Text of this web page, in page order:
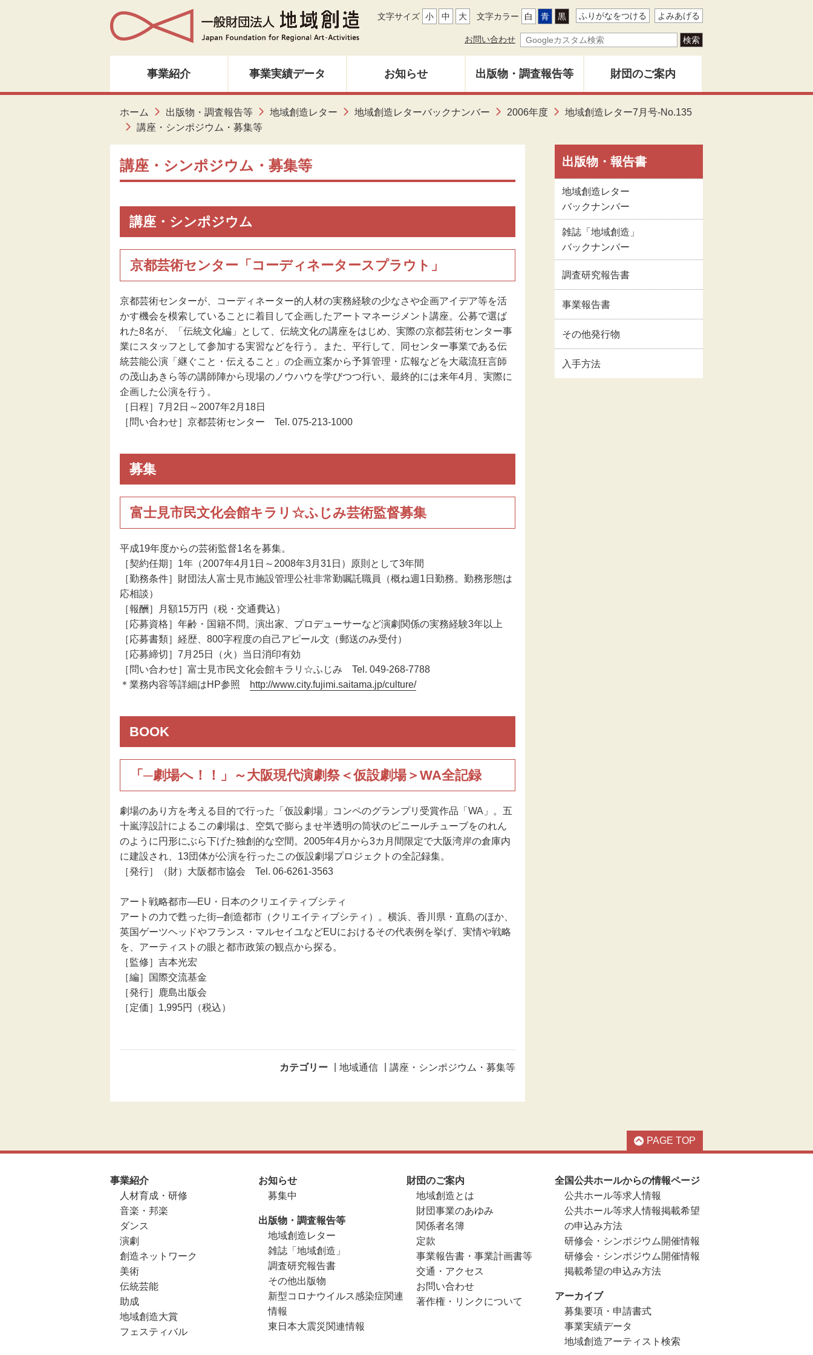
文字サイズ 小 中 大 文字カラー 白 青 黒 ふりがなをつける よみあげる
お問い合わせ
事業紹介
人材育成・研修
ダンス
美術
伝統芸能
助成
フェスティバル
地域創造大賞
事業実績データ お知らせ
募集中
出版物・調査報告等
地域創造レター
雑誌「地域創造」
調査研究報告書
その他出版物
新型コロナウイルス
感染症関連情報
東日本大震災関連情
財団のご案内
地域創造とは
財団事業のあゆみ
関係者名簿
事業報告書・事業計
画書等
ホーム 出版物・調査報告等 地域創造レター 地域創造レターバックナンバー 2006年度
地域創造レター7月号-No.135
講座・シンポジウム・募集等
講座・シンポジウム・募集等
講座・シンポジウム
京都芸術センター「コーディネータースプラウト」
京都芸術センターが、コーディネーター的人材の実務経験の少なさや企画アイデア等を活
かす機会を模索していることに着目して企画したアートマネージメント講座。公募で選ば
れた8名が、「伝統文化編」として、伝統文化の講座をはじめ、実際の京都芸術センター事
業にスタッフとして参加する実習などを行う。また、平行して、同センター事業である伝
統芸能公演「継ぐこと・伝えること」の企画立案から予算管理・広報などを大蔵流狂言師
の茂山あきら等の講師陣から現場のノウハウを学びつつ行い、最終的には来年4月、実際に
企画した公演を行う。
［日程］7月2日～2007年2月18日
［問い合わせ］京都芸術センター Tel. 075-213-1000
募集
富士見市民文化会館キラリ☆ふじみ芸術監督募集
平成19年度からの芸術監督1名を募集。
［契約任期］1年（2007年4月1日～2008年3月31日）原則として3年間
［勤務条件］財団法人富士見市施設管理公社非常勤嘱託職員（概ね週1日勤務。勤務形態は
応相談）
［報酬］月額15万円（税・交通費込）
［応募資格］年齢・国籍不問。演出家、プロデューサーなど演劇関係の実務経験3年以上
［応募書類］経歴、800字程度の自己アピール文（郵送のみ受付）
［応募締切］7月25日（火）当日消印有効
［問い合わせ］富士見市民文化会館キラリ☆ふじみ Tel. 049-268-7788
＊業務内容等詳細はHP参照
http://www.city.fujimi.saitama.jp/culture/
BOOK
「─劇場へ！！」～大阪現代演劇祭＜仮設劇場＞WA全記録
劇場のあり方を考える目的で行った「仮設劇場」コンペのグランプリ受賞作品「WA」。五
十嵐淳設計によるこの劇場は、空気で膨らませ半透明の筒状のビニールチューブをのれん
のように円形にぶら下げた独創的な空間。2005年4月から3カ月間限定で大阪湾岸の倉庫内
に建設され、13団体が公演を行ったこの仮設劇場プロジェクトの全記録集。
［発行］（財）大阪都市協会 Tel. 06-6261-3563
アート戦略都市―EU・日本のクリエイティブシティ
アートの力で甦った街─創造都市（クリエイティブシティ）。横浜、香川県・直島のほか、
英国ゲーツヘッドやフランス・マルセイユなどEUにおけるその代表例を挙げ、実情や戦略
を、アーティストの眼と都市政策の観点から探る。
［監修］吉本光宏
［編］国際交流基金
［発行］鹿島出版会
［定価］1,995円（税込）
カテゴリー 地域通信 講座・シンポジウム・募集等
出版物・報告書
地域創造レター
バックナンバー
雑誌「地域創造」
バックナンバー
調査研究報告書
事業報告書
その他発行物
入手方法
PAGE TOP
事業紹介
人材育成・研修
音楽・邦楽
ダンス
演劇
創造ネットワーク
美術
伝統芸能
助成
地域創造大賞
フェスティバル
お知らせ
募集中
出版物・調査報告等
地域創造レター
雑誌「地域創造」
調査研究報告書
その他出版物
新型コロナウイルス感染症関連
情報
東日本大震災関連情報
財団のご案内
地域創造とは
財団事業のあゆみ
関係者名簿
定款
事業報告書・事業計画書等
交通・アクセス
お問い合わせ
著作権・リンクについて
全国公共ホールからの情報ページ
公共ホール等求人情報
公共ホール等求人情報掲載希望
の申込み方法
研修会・シンポジウム開催情報
研修会・シンポジウム開催情報
掲載希望の申込み方法
アーカイブ
募集要項・申請書式
事業実績データ
地域創造アーティスト検索